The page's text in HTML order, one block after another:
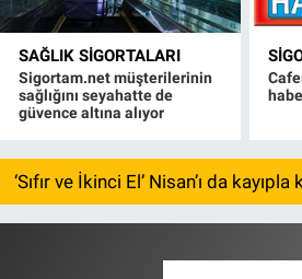
SAĞLIK SIGORTALARI
Sigortam.net müşterilerinin
sağlığını seyahatte de
güvence altına alıyor
‘Sıfır ve İkinci El’ Nisan’ı da kayıpla